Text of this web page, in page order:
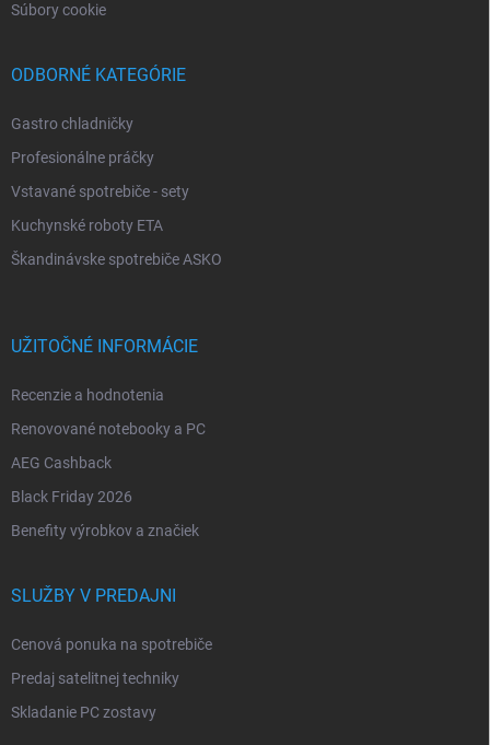
Súbory cookie
ODBORNÉ KATEGÓRIE
Gastro chladničky
Profesionálne práčky
Vstavané spotrebiče - sety
Kuchynské roboty ETA
Škandinávske spotrebiče ASKO
UŽITOČNÉ INFORMÁCIE
Recenzie a hodnotenia
Renovované notebooky a PC
AEG Cashback
Black Friday 2026
Benefity výrobkov a značiek
SLUŽBY V PREDAJNI
Cenová ponuka na spotrebiče
Predaj satelitnej techniky
Skladanie PC zostavy